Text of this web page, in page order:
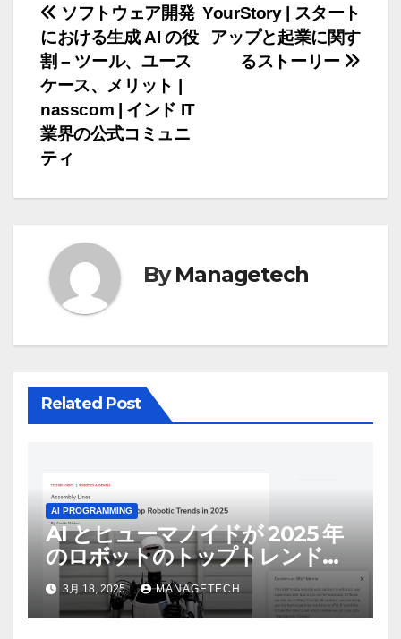
投
稿
ナ
ビ
ゲ
ー
シ
ョ
ン
YourStory | スタート
アップと起業に関す
るストーリー
ソフトウェア開発
における生成 AI の役
割 – ツール、ユース
ケース、メリット |
nasscom | インド IT
業界の公式コミュニ
ティ
ByManagetech
Related Post
AI PROGRAMMING
AI とヒューマノイドが 2025 年
のロボットのトップトレンドに |
ASSEMBLY
3月 18, 2025 MANAGETECH